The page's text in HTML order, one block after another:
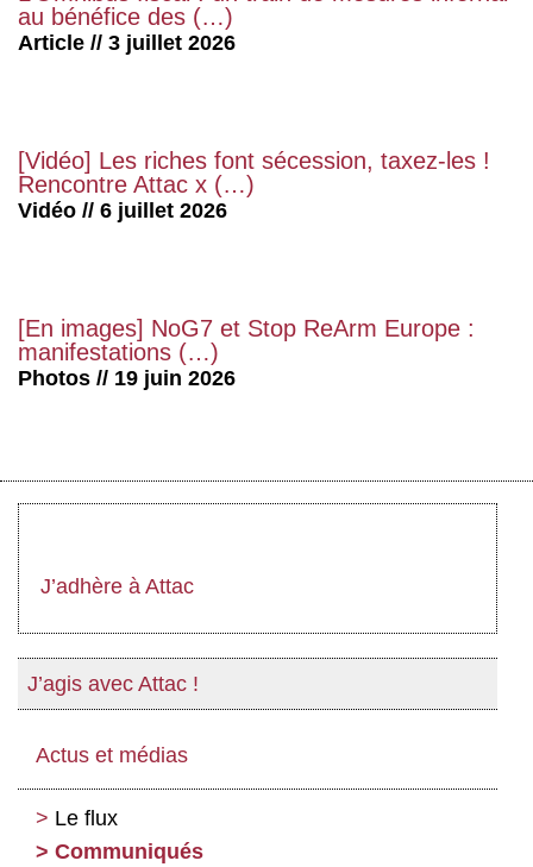
au bénéfice des (…)
Article // 3 juillet 2026
[Vidéo] Les riches font sécession, taxez-les !
Rencontre Attac x (…)
Vidéo // 6 juillet 2026
[En images] NoG7 et Stop ReArm Europe :
manifestations (…)
Photos // 19 juin 2026
J’adhère à Attac
J’agis avec Attac !
Actus et médias
Le flux
Communiqués